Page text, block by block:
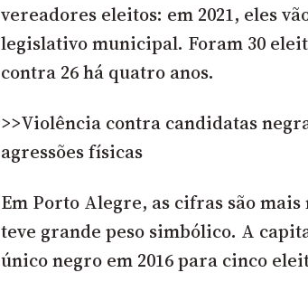
vereadores eleitos: em 2021, eles
legislativo municipal. Foram 30
contra 26 há quatro anos.
>>Violência contra candidatas
agressões físicas
Em Porto Alegre, as cifras são mais
teve grande peso simbólico. A
único negro em 2016 para cinco